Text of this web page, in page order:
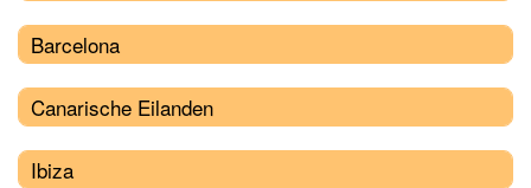
Barcelona
Canarische Eilanden
Ibiza